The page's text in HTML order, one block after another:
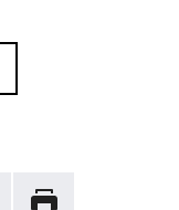
Drucken